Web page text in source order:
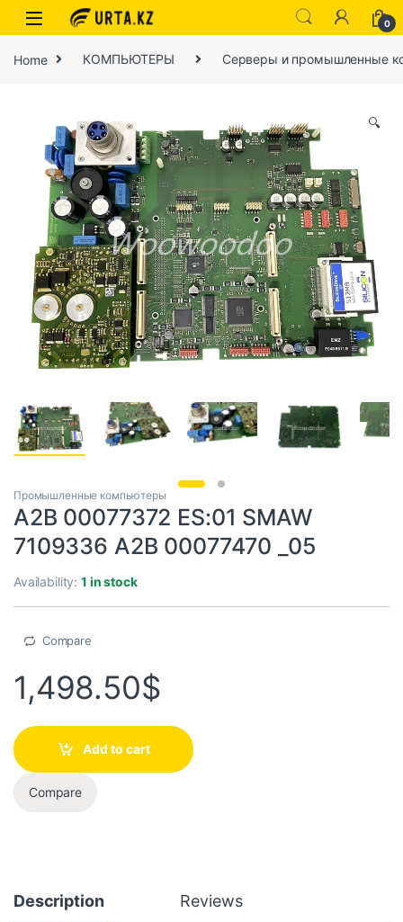
0
Home КОМПЬЮТЕРЫ Серверы и промышленные
🔍
Промышленные компьютеры
A2B 00077372 ES:01 SMAW
7109336 A2B 00077470 _05
Availability:1 in stock
Compare
1,498.50$
Add to cart
Compare
Description Reviews